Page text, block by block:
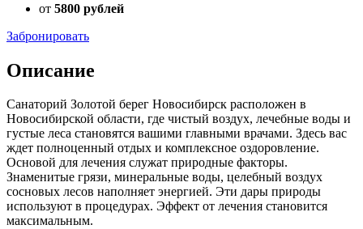
от 5800 рублей
Забронировать
Описание
Санаторий Золотой берег Новосибирск расположен в
Новосибирской области, где чистый воздух, лечебные воды и
густые леса становятся вашими главными врачами. Здесь вас
ждет полноценный отдых и комплексное оздоровление.
Основой для лечения служат природные факторы.
Знаменитые грязи, минеральные воды, целебный воздух
сосновых лесов наполняет энергией. Эти дары природы
используют в процедурах. Эффект от лечения становится
максимальным.